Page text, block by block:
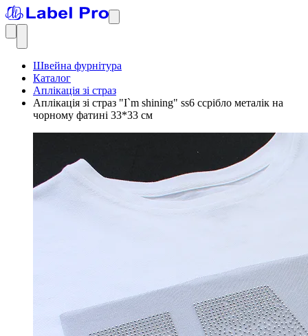
Швейна фурнітура
Каталог
Аплікація зі страз
Аплікація зі страз "I`m shining" ss6 cсрібло металік на
чорному фатині 33*33 см